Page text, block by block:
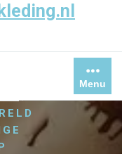
Menu